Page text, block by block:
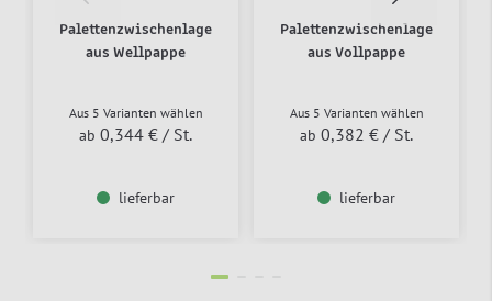
Palettenzwischenlage
aus Wellpappe
Aus 5 Varianten wählen
ab 0,344 € / St.
lieferbar
Palettenzwischenlage
aus Vollpappe
Aus 5 Varianten wählen
ab 0,382 € / St.
lieferbar